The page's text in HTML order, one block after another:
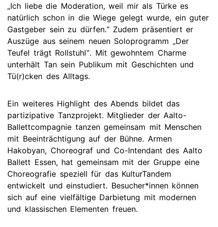
„Ich liebe die Moderation, weil mir als Türke es
natürlich schon in die Wiege gelegt wurde, ein guter
Gastgeber sein zu dürfen.“ Zudem präsentiert er
Auszüge aus seinem neuen Soloprogramm „Der
Teufel trägt Rollstuhl‟. Mit gewohntem Charme
unterhält Tan sein Publikum mit Geschichten und
Tü(r)cken des Alltags.
Ein weiteres Highlight des Abends bildet das
partizipative Tanzprojekt. Mitglieder der Aalto-
Ballettcompagnie tanzen gemeinsam mit Menschen
mit Beeinträchtigung auf der Bühne. Armen
Hakobyan, Choreograf und Co-Intendant des Aalto
Ballett Essen, hat gemeinsam mit der Gruppe eine
Choreografie speziell für das KulturTandem
entwickelt und einstudiert. Besucher*innen können
sich auf eine vielfältige Darbietung mit modernen
und klassischen Elementen freuen.